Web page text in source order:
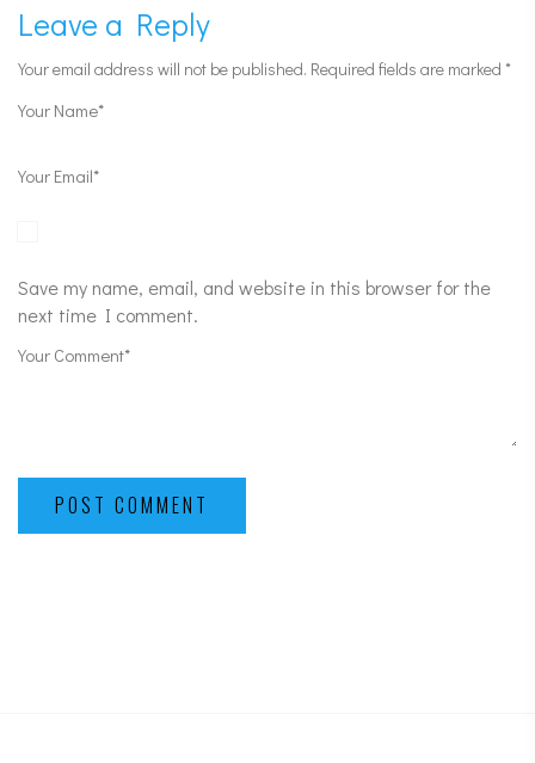
Leave a Reply
Your email address will not be published. Required fields are marked *
Save my name, email, and website in this browser for the
next time I comment.
POST COMMENT